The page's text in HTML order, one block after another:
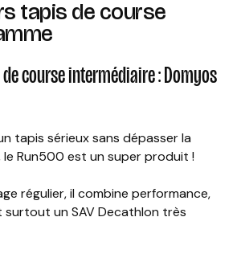
tapis de course
course intermédiaire : Domyos
tapis sérieux sans dépasser la
Run500 est un super produit !
régulier, il combine performance,
un SAV Decathlon très